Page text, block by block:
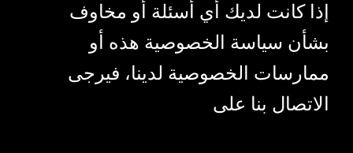
إذا كانت لديك أي أسئلة أو مخاوف
بشأن سياسة الخصوصية هذه أو
ممارسات الخصوصية لدينا، فيرجى
الاتصال بنا على